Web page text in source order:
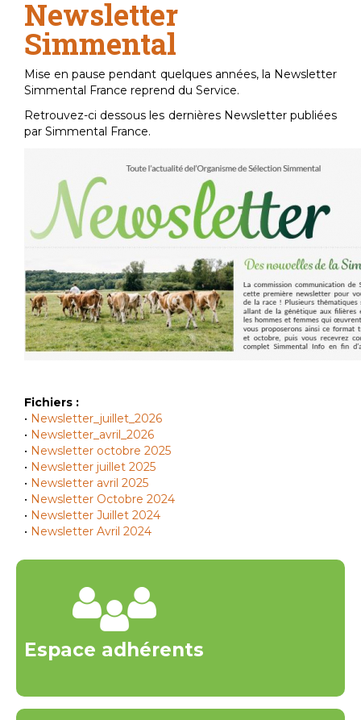
Newsletter
Simmental
Mise en pause pendant quelques années, la Newsletter
Simmental France reprend du Service.
Retrouvez-ci dessous les dernières Newsletter publiées
par Simmental France.
Fichiers :
• Newsletter_juillet_2026
• Newsletter_avril_2026
• Newsletter octobre 2025
• Newsletter juillet 2025
• Newsletter avril 2025
• Newsletter Octobre 2024
• Newsletter Juillet 2024
• Newsletter Avril 2024
Espace adhérents